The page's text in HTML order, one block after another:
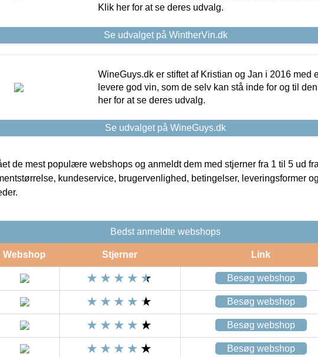
Klik her for at se deres udvalg.
Se udvalget på WintherVin.dk
WineGuys.dk er stiftet af Kristian og Jan i 2016 med
levere god vin, som de selv kan stå inde for og til
her for at se deres udvalg.
Se udvalget på WineGuys.dk
de mest populære webshops og anmeldt dem med stjerner fra 1 til 5 ud
kundeservice, brugervenlighed, betingelser, leveringsformer og
Bedst anmeldte webshops
Webshop Stjerner Link
Besøg webshop
Besøg webshop
Besøg webshop
Besøg webshop